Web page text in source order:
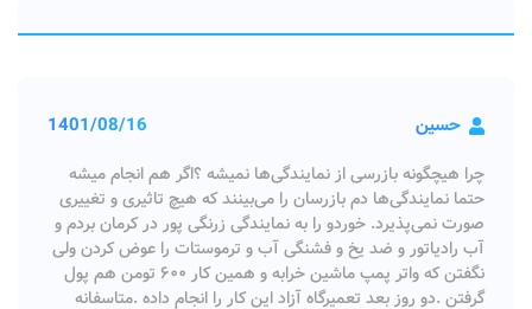
حسین 1401/08/16
چرا هیچگونه بازرسی از نمایندگی‌ها نمیشه ؟اگر هم انجام میشه
حتما نمایندگی‌ها دم بازرسان را می‌بینند که هیچ تاثیری و تغییری
صورت نمی‌پذیرد. خوردو را به نمایندگی زرنگی پور در کرمان بردم و
آب رادیاتور و ضد یخ و فشنگی آب و ترموستات را عوض کردن ولی
نگفتن که واتر پمپ ماشین خرابه و همین کار ۶۰۰ تومن هم پول
گرفتن .دو روز بعد تعمیرگاه آزاد این کار را انجام داده .متاسفانه